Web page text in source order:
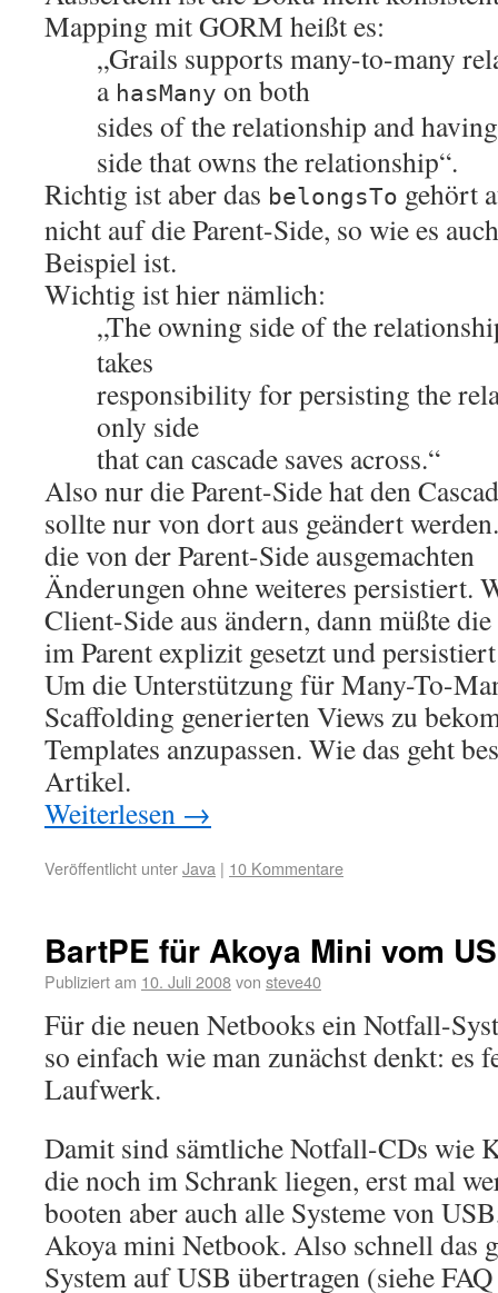
Mapping mit GORM heißt es:
„Grails supports many-to-many
a hasMany on both
sides of the relationship and
side that owns the relationship“.
Richtig ist aber das belongsTo gehört
nicht auf die Parent-Side, so wie es
Beispiel ist.
Wichtig ist hier nämlich:
„The owning side of the
takes
responsibility for persisting the
only side
that can cascade saves across.“
Also nur die Parent-Side hat den
sollte nur von dort aus geändert
die von der Parent-Side ausgemachten
Änderungen ohne weiteres persistiert.
Client-Side aus ändern, dann müßte
im Parent explizit gesetzt und
Um die Unterstützung für Many-To-
Scaffolding generierten Views zu
Templates anzupassen. Wie das geht
Artikel.
Weiterlesen →
Veröffentlicht unterJava | 10 Kommentare
BartPE für Akoya Mini vom
Publiziert am 10. Juli 2008von steve40
Für die neuen Netbooks ein Notfall-
so einfach wie man zunächst denkt: es
Laufwerk.
Damit sind sämtliche Notfall-CDs wie
die noch im Schrank liegen, erst mal
booten aber auch alle Systeme von
Akoya mini Netbook. Also schnell das
System auf USB übertragen (siehe